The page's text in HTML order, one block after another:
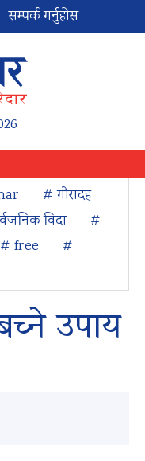
सम्पर्क गर्नुहोस
# गौरादह
विदा
#
# free
#
उपाय